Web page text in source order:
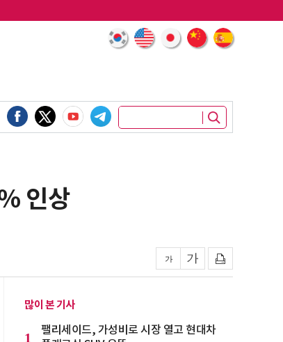
인상
많이 본 기사
1
팰리세이드, 가성비로 시장 열고 현대차